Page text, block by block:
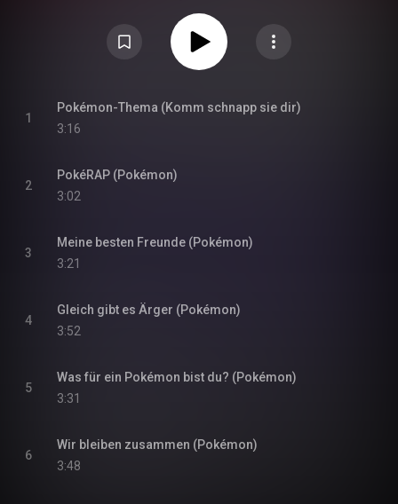
1
Pokémon-Thema (Komm schnapp sie dir)
3:16
2
PokéRAP (Pokémon)
3:02
3
Meine besten Freunde (Pokémon)
3:21
4
Gleich gibt es Ärger (Pokémon)
3:52
5
Was für ein Pokémon bist du? (Pokémon)
3:31
6
Wir bleiben zusammen (Pokémon)
3:48